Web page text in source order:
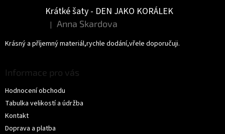
Krátké šaty - DEN JAKO KORÁLEK
Hodnocení produktu je 5 z 5 hvězdiček.
| Anna Skardova
Krásný a příjemný materiál,rychle dodání,vřele doporučuji.
Informace pro vás
Hodnocení obchodu
Tabulka velikostí a údržba
Kontakt
Doprava a platba